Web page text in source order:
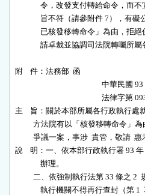
令，改發支付轉給命令
旨不符（請參附件 7），
已核發移轉命令」為由
請卓裁並協調司法院轉囑
附    件：法務部  函
中華民
法律
主    旨：關於本部所屬各行政執行
方法院有以「核發移轉命令
爭議一案，事涉  貴管，敬請
說    明：一、依本部行政執行署 93
              辦理。
二、依強制執行法第 33 條
執行機關不得再行查封（